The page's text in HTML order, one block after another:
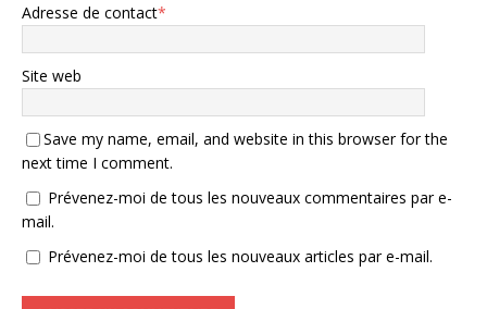
Adresse de contact*
Site web
Save my name, email, and website in this browser for the
next time I comment.
Prévenez-moi de tous les nouveaux commentaires par e-
mail.
Prévenez-moi de tous les nouveaux articles par e-mail.